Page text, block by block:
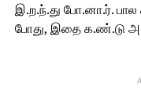
இ.ற.ந்.து போ.னா.ர்.
போது, இதை க.ண்.டு